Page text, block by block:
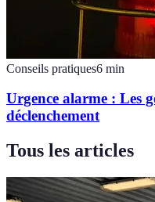
Conseils pratiques6 min
Urgence alarme : Les
déclenchement
Tous les articles